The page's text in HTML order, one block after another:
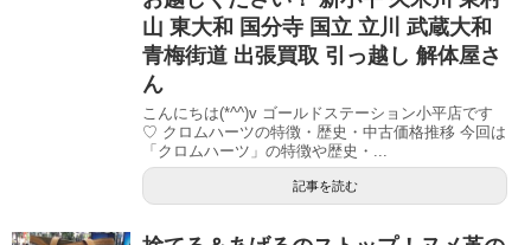
山 東大和 国分寺 国立 立川 武蔵大和
青梅街道 出張買取 引っ越し 解体屋さ
ん
こんにちは(*^^)v ゴールドステーション小平店です
♡ クロムハーツの特徴・歴史・中古価格推移 今回は
「クロムハーツ」の特徴や歴史・...
記事を読む